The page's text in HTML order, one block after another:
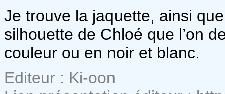
Je trouve la jaquette, ainsi
silhouette de Chloé que l’on
couleur ou en noir et blanc.
Editeur : Ki-oon